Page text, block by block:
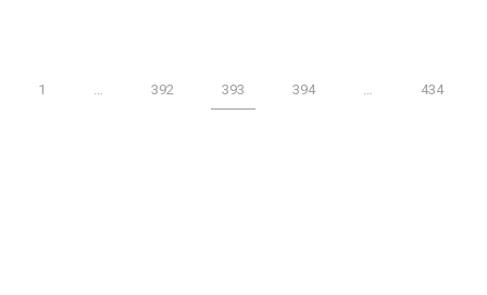
1 392 393 394 434